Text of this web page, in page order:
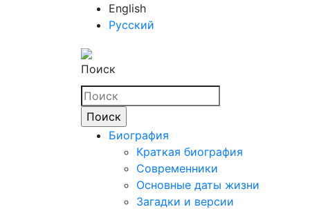
English
Русский
Поиск
Биография
Краткая биография
Современники
Основные даты жизни
Загадки и версии